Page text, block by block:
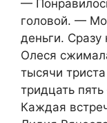
—
головой. —
деньги. Сразу
Олеся
тысячи
тридцать
Каждая